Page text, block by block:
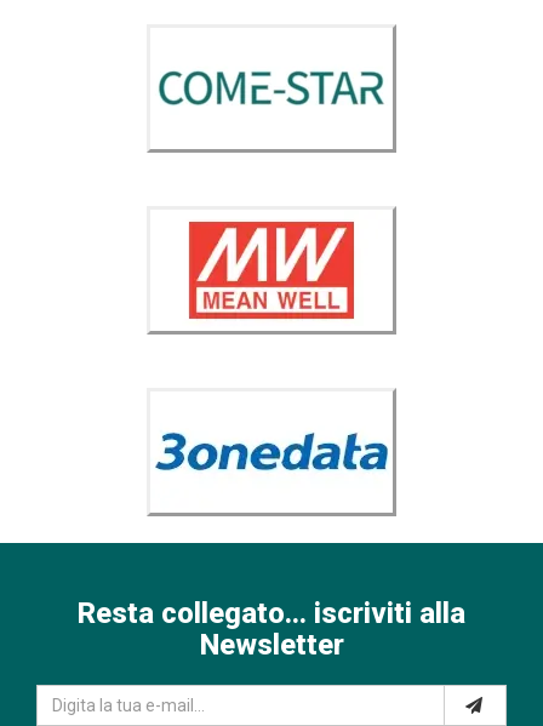
Resta collegato... iscriviti alla
Newsletter